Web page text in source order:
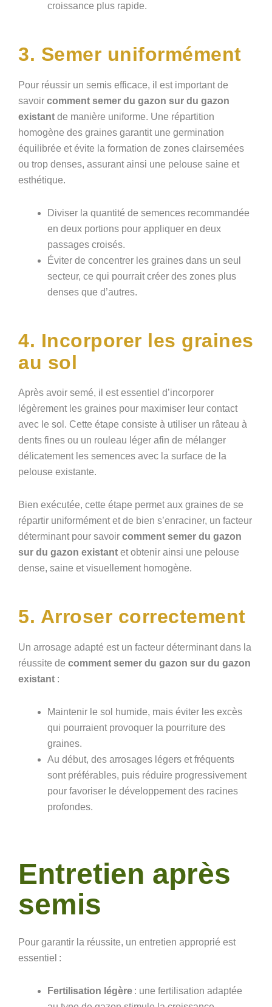
croissance plus rapide.
3. Semer uniformément
Pour réussir un semis efficace, il est important de
savoir comment semer du gazon sur du gazon
existant de manière uniforme. Une répartition
homogène des graines garantit une germination
équilibrée et évite la formation de zones clairsemées
ou trop denses, assurant ainsi une pelouse saine et
esthétique.
Diviser la quantité de semences recommandée
en deux portions pour appliquer en deux
passages croisés.
Éviter de concentrer les graines dans un seul
secteur, ce qui pourrait créer des zones plus
denses que d’autres.
4. Incorporer les graines
au sol
Après avoir semé, il est essentiel d’incorporer
légèrement les graines pour maximiser leur contact
avec le sol. Cette étape consiste à utiliser un râteau à
dents fines ou un rouleau léger afin de mélanger
délicatement les semences avec la surface de la
pelouse existante.
Bien exécutée, cette étape permet aux graines de se
répartir uniformément et de bien s’enraciner, un facteur
déterminant pour savoir comment semer du gazon
sur du gazon existant et obtenir ainsi une pelouse
dense, saine et visuellement homogène.
5. Arroser correctement
Un arrosage adapté est un facteur déterminant dans la
réussite de comment semer du gazon sur du gazon
existant :
Maintenir le sol humide, mais éviter les excès
qui pourraient provoquer la pourriture des
graines.
Au début, des arrosages légers et fréquents
sont préférables, puis réduire progressivement
pour favoriser le développement des racines
profondes.
Entretien après
semis
Pour garantir la réussite, un entretien approprié est
essentiel :
Fertilisation légère : une fertilisation adaptée